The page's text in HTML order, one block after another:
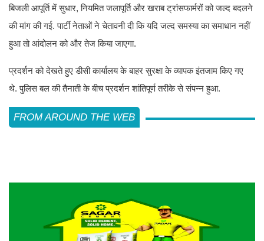
बिजली आपूर्ति में सुधार, नियमित जलापूर्ति और खराब ट्रांसफार्मरों को जल्द बदलने
की मांग की गई. पार्टी नेताओं ने चेतावनी दी कि यदि जल्द समस्या का समाधान नहीं
हुआ तो आंदोलन को और तेज किया जाएगा.
प्रदर्शन को देखते हुए डीसी कार्यालय के बाहर सुरक्षा के व्यापक इंतजाम किए गए
थे. पुलिस बल की तैनाती के बीच प्रदर्शन शांतिपूर्ण तरीके से संपन्न हुआ.
FROM AROUND THE WEB